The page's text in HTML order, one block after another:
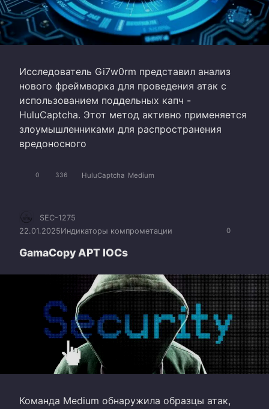
Исследователь Gi7w0rm представил анализ
нового фреймворка для проведения атак с
использованием поддельных капч -
HuluCaptcha. Этот метод активно применяется
злоумышленниками для распространения
вредоносного
0 336 HuluCaptcha Medium
0
SEC-1275
22.01.2025Индикаторы компрометации
GamaCopy APT IOCs
Команда Medium обнаружила образцы атак,